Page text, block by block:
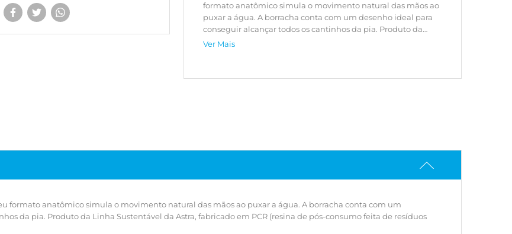
formato anatômico simula o movimento natural das mãos ao
puxar a água. A borracha conta com um desenho ideal para
conseguir alcançar todos os cantinhos da pia. Produto da
Linha Sustentável da Astra, fabricado em PCR (resina de pós-
Ver Mais
formato anatômico simula o movimento natural das mãos ao puxar a água. A borracha conta com um
da pia. Produto da Linha Sustentável da Astra, fabricado em PCR (resina de pós-consumo feita de resíduos